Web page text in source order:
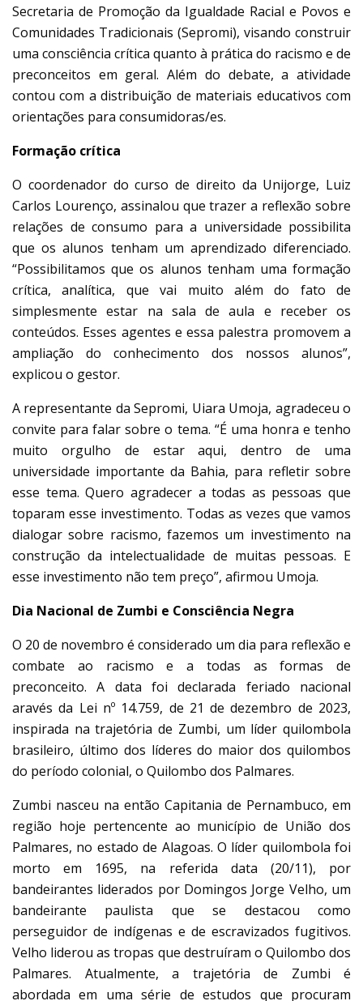
Secretaria de Promoção da Igualdade Racial e Povos e
Comunidades Tradicionais (Sepromi), visando construir
uma consciência crítica quanto à prática do racismo e de
preconceitos em geral. Além do debate, a atividade
contou com a distribuição de materiais educativos com
orientações para consumidoras/es.
Formação crítica
O coordenador do curso de direito da Unijorge, Luiz
Carlos Lourenço, assinalou que trazer a reflexão sobre
relações de consumo para a universidade possibilita
que os alunos tenham um aprendizado diferenciado.
“Possibilitamos que os alunos tenham uma formação
crítica, analítica, que vai muito além do fato de
simplesmente estar na sala de aula e receber os
conteúdos. Esses agentes e essa palestra promovem a
ampliação do conhecimento dos nossos alunos”,
explicou o gestor.
A representante da Sepromi, Uiara Umoja, agradeceu o
convite para falar sobre o tema. “É uma honra e tenho
muito orgulho de estar aqui, dentro de uma
universidade importante da Bahia, para refletir sobre
esse tema. Quero agradecer a todas as pessoas que
toparam esse investimento. Todas as vezes que vamos
dialogar sobre racismo, fazemos um investimento na
construção da intelectualidade de muitas pessoas. E
esse investimento não tem preço”, afirmou Umoja.
Dia Nacional de Zumbi e Consciência Negra
O 20 de novembro é considerado um dia para reflexão e
combate ao racismo e a todas as formas de
preconceito. A data foi declarada feriado nacional
aravés da Lei nº 14.759, de 21 de dezembro de 2023,
inspirada na trajetória de Zumbi, um líder quilombola
brasileiro, último dos líderes do maior dos quilombos
do período colonial, o Quilombo dos Palmares.
Zumbi nasceu na então Capitania de Pernambuco, em
região hoje pertencente ao município de União dos
Palmares, no estado de Alagoas. O líder quilombola foi
morto em 1695, na referida data (20/11), por
bandeirantes liderados por Domingos Jorge Velho, um
bandeirante paulista que se destacou como
perseguidor de indígenas e de escravizados fugitivos.
Velho liderou as tropas que destruíram o Quilombo dos
Palmares. Atualmente, a trajetória de Zumbi é
abordada em uma série de estudos que procuram